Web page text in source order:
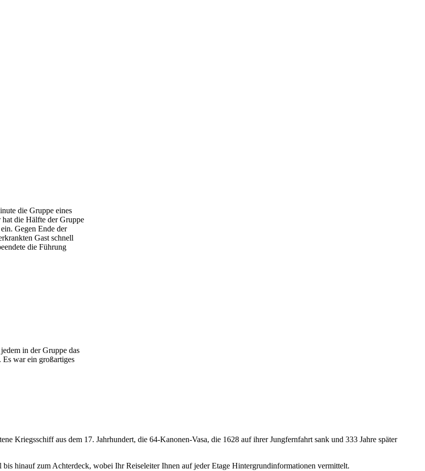
die Gruppe eines
die Hälfte der Gruppe
Gegen Ende der
Gast schnell
die Führung
in der Gruppe das
war ein großartiges
Kriegsschiff aus dem 17. Jahrhundert, die 64-Kanonen-Vasa, die 1628 auf ihrer Jungfernfahrt sank und 333 Jahre später
hinauf zum Achterdeck, wobei Ihr Reiseleiter Ihnen auf jeder Etage Hintergrundinformationen vermittelt.